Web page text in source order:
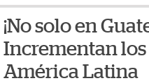
¡No solo en
Incrementan los
América Latina